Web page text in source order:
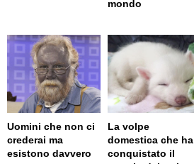
mondo
Uomini che non ci
crederai ma
esistono davvero
La volpe
domestica che ha
conquistato il